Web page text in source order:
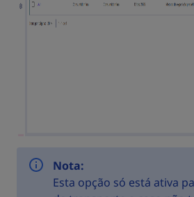
Nota:
Esta opção só está ativa